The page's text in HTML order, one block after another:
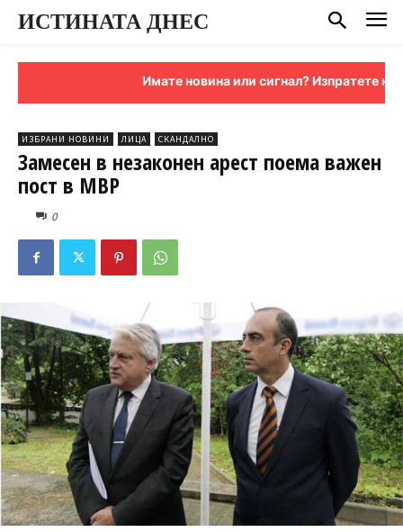
ИСТИНАТА ДНЕС
Имате новина или сигнал? Изпратете ни я
ИЗБРАНИ НОВИНИ ЛИЦА СКАНДАЛНО
Замесен в незаконен арест поема важен
пост в МВР
0